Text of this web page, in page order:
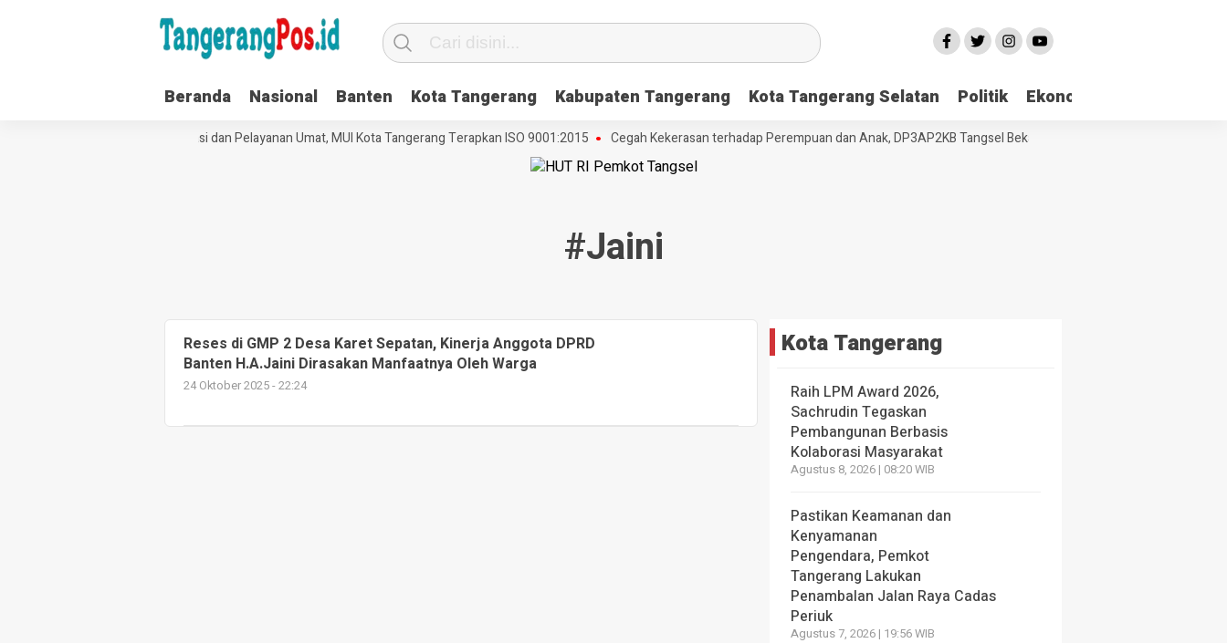
Beranda Nasional Banten Kota Tangerang Kabupaten Tangerang Kota Tangerang Selatan Politik Ekonomi
Perkuat Tata Kelola Organisasi dan Pelayanan Umat, MUI Kota Tangerang Terapkan ISO 9001:2015 Cegah Kekerasan terhadap Perempuan dan Anak, DP3AP2KB Tangsel Bekali Masyarakat Manajemen Stres
#jaini
Reses di GMP 2 Desa Karet Sepatan, Kinerja Anggota DPRD
Banten H.A.Jaini Dirasakan Manfaatnya Oleh Warga
24 Oktober 2025 - 22:24
Kota Tangerang
Raih LPM Award 2026,
Sachrudin Tegaskan
Pembangunan Berbasis
Kolaborasi Masyarakat
Agustus 8, 2026 | 08:20 WIB
Pastikan Keamanan dan
Kenyamanan
Pengendara, Pemkot
Tangerang Lakukan
Penambalan Jalan Raya Cadas
Periuk
Agustus 7, 2026 | 19:56 WIB